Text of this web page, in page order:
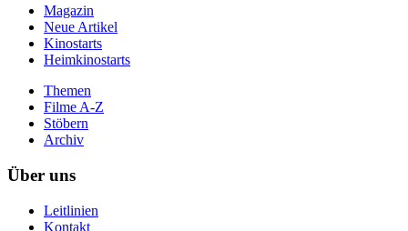
Magazin
Neue Artikel
Kinostarts
Heimkinostarts
Themen
Filme A-Z
Stöbern
Archiv
Über uns
Leitlinien
Kontakt